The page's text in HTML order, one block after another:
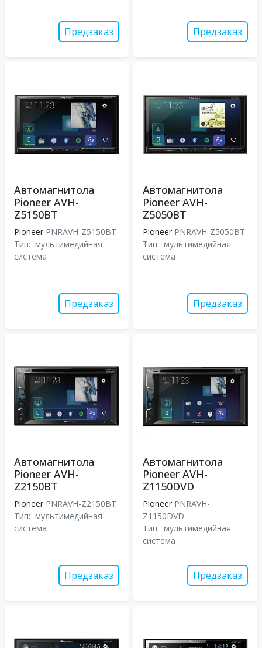
Предзаказ Предзаказ
Автомагнитола
Pioneer AVH-
Z5150BT
Pioneer PNRAVH-Z5150BT
Тип: мультимедийная
система
Предзаказ
Автомагнитола
Pioneer AVH-
Z5050BT
Pioneer PNRAVH-Z5050BT
Тип: мультимедийная
система
Предзаказ
Автомагнитола
Pioneer AVH-
Z2150BT
Pioneer PNRAVH-Z2150BT
Тип: мультимедийная
система
Предзаказ
Автомагнитола
Pioneer AVH-
Z1150DVD
Pioneer PNRAVH-
Z1150DVD
Тип: мультимедийная
система
Предзаказ